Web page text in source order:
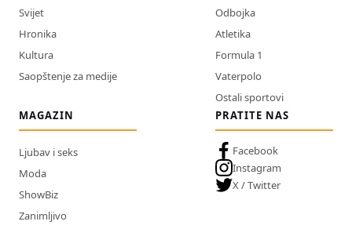
Svijet
Hronika
Kultura
Saopštenje za medije
Odbojka
Atletika
Formula 1
Vaterpolo
Ostali sportovi
MAGAZIN
Ljubav i seks
Moda
ShowBiz
Zanimljivo
PRATITE NAS
Facebook
Instagram
X / Twitter